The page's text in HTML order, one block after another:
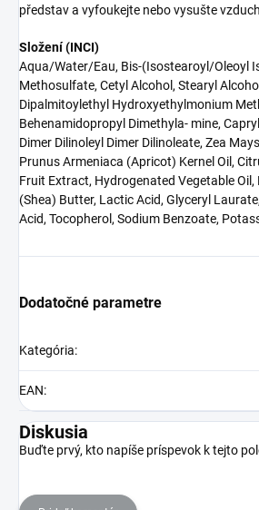
představ a vyfoukejte nebo vysušte
Složení (INCI)
Aqua/Water/Eau, Bis-(Isostearoyl/Oleoyl
Methosulfate, Cetyl Alcohol, Stearyl
Dipalmitoylethyl Hydroxyethylmonium
Behenamidopropyl Dimethyla- mine,
Dimer Dilinoleyl Dimer Dilinoleate, Zea
Prunus Armeniaca (Apricot) Kernel Oil,
Fruit Extract, Hydrogenated Vegetable
(Shea) Butter, Lactic Acid, Glyceryl
Acid, Tocopherol, Sodium Benzoate,
Dodatočné parametre
Kategória:
EAN:
Diskusia
Buďte prvý, kto napíše príspevok k tejto